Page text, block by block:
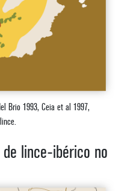
Brio 1993, Ceia et al 1997,
lince-ibérico no